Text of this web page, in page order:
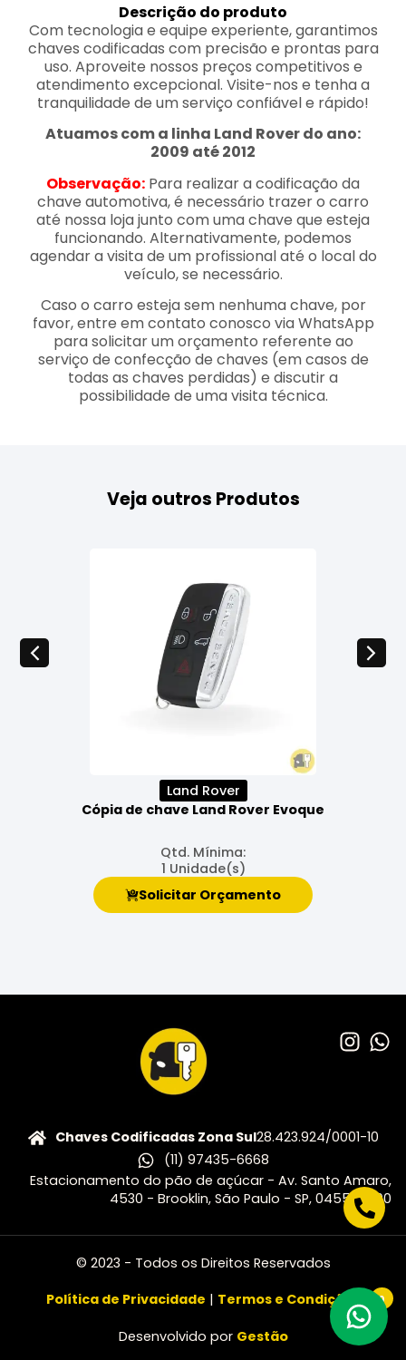
Descrição do produto
Com tecnologia e equipe experiente, garantimos
chaves codificadas com precisão e prontas para
uso. Aproveite nossos preços competitivos e
atendimento excepcional. Visite-nos e tenha a
tranquilidade de um serviço confiável e rápido!
Atuamos com a linha Land Rover do ano:
2009 até 2012
Observação: Para realizar a codificação da
chave automotiva, é necessário trazer o carro
até nossa loja junto com uma chave que esteja
funcionando. Alternativamente, podemos
agendar a visita de um profissional até o local do
veículo, se necessário.
Caso o carro esteja sem nenhuma chave, por
favor, entre em contato conosco via WhatsApp
para solicitar um orçamento referente ao
serviço de confecção de chaves (em casos de
todas as chaves perdidas) e discutir a
possibilidade de uma visita técnica.
Veja outros Produtos
Land Rover
Cópia de chave Land Rover Evoque
Qtd. Mínima:
1 Unidade(s)
Solicitar Orçamento
Chaves Codificadas Zona Sul28.423.924/0001-10
(11) 97435-6668
Estacionamento do pão de açúcar - Av. Santo Amaro,
4530 - Brooklin, São Paulo - SP, 04556-500
0
© 2023 - Todos os Direitos Reservados
Política de Privacidade | Termos e Condições
Desenvolvido por Gestão